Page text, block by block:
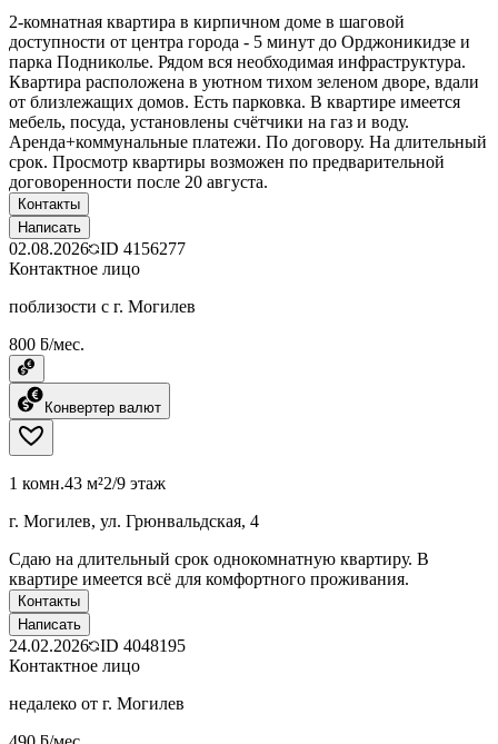
2-комнатная квартира в кирпичном доме в шаговой
доступности от центра города - 5 минут до Орджоникидзе и
парка Подниколье. Рядом вся необходимая инфраструктура.
Квартира расположена в уютном тихом зеленом дворе, вдали
от близлежащих домов. Есть парковка. В квартире имеется
мебель, посуда, установлены счётчики на газ и воду.
Аренда+коммунальные платежи. По договору. На длительный
срок. Просмотр квартиры возможен по предварительной
договоренности после 20 августа.
Контакты
Написать
02.08.2026 ID 4156277
Контактное лицо
поблизости с г. Могилев
800 ƃ/мес.
Конвертер валют
1 комн.43 м²2/9 этаж
г. Могилев, ул. Грюнвальдская, 4
Сдаю на длительный срок однокомнатную квартиру. В
квартире имеется всё для комфортного проживания.
Контакты
Написать
24.02.2026 ID 4048195
Контактное лицо
недалеко от г. Могилев